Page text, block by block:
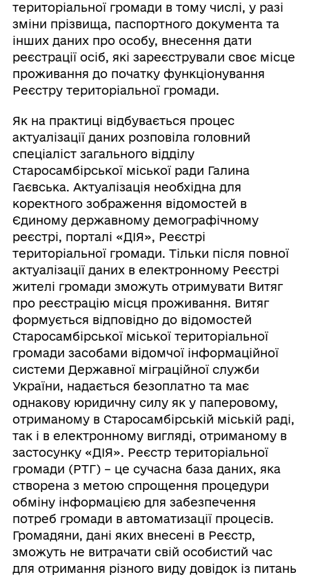
територіальної громади в тому числі, у разі
зміни прізвища, паспортного документа та
інших даних про особу, внесення дати
реєстрації осіб, які зареєстрували своє місце
проживання до початку функціонування
Реєстру територіальної громади.
Як на практиці відбувається процес
актуалізації даних розповіла головний
спеціаліст загального відділу
Старосамбірської міської ради Галина
Гаєвська. Актуалізація необхідна для
коректного зображення відомостей в
Єдиному державному демографічному
реєстрі, порталі «ДІЯ», Реєстрі
територіальної громади. Тільки після повної
актуалізації даних в електронному Реєстрі
жителі громади зможуть отримувати Витяг
про реєстрацію місця проживання. Витяг
формується відповідно до відомостей
Старосамбірської міської територіальної
громади засобами відомчої інформаційної
системи Державної міграційної служби
України, надається безоплатно та має
однакову юридичну силу як у паперовому,
отриманому в Старосамбірській міській раді,
так і в електронному вигляді, отриманому в
застосунку «ДІЯ». Реєстр територіальної
громади (РТГ) – це сучасна база даних, яка
створена з метою спрощення процедури
обміну інформацією для забезпечення
потреб громади в автоматизації процесів.
Громадяни, дані яких внесені в Реєстр,
зможуть не витрачати свій особистий час
для отримання різного виду довідок із питань